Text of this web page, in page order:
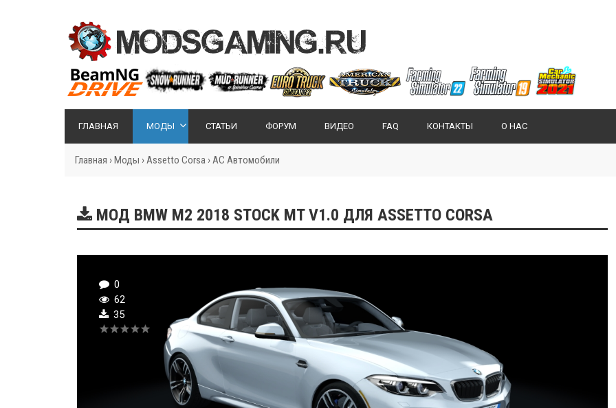
ГЛАВНАЯ МОДЫ СТАТЬИ ФОРУМ ВИДЕО FAQ КОНТАКТЫ О НАС
Главная ›Моды ›Assetto Corsa ›AC Автомобили
МОД BMW M2 2018 STOCK MT V1.0 ДЛЯ ASSETTO CORSA
0
62
35